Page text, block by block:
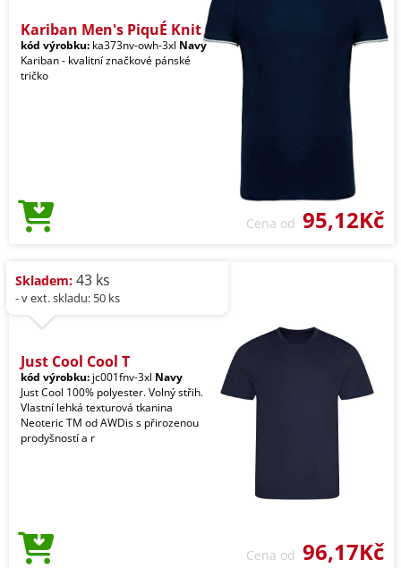
Kariban Men's PiquÉ Knit
kód výrobku: ka373nv-owh-3xl Navy
Kariban - kvalitní značkové pánské
tričko
Cena od 95,12Kč
Skladem: 43 ks
- v ext. skladu: 50 ks
Just Cool Cool T
kód výrobku: jc001fnv-3xl Navy
Just Cool 100% polyester. Volný střih.
Vlastní lehká texturová tkanina
Neoteric TM od AWDis s přirozenou
prodyšností a r
Cena od 96,17Kč